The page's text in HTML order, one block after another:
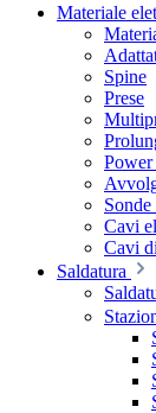
Materiale
Spine
Prese
Power
Sonde
Cavi
Cavi
Saldatura